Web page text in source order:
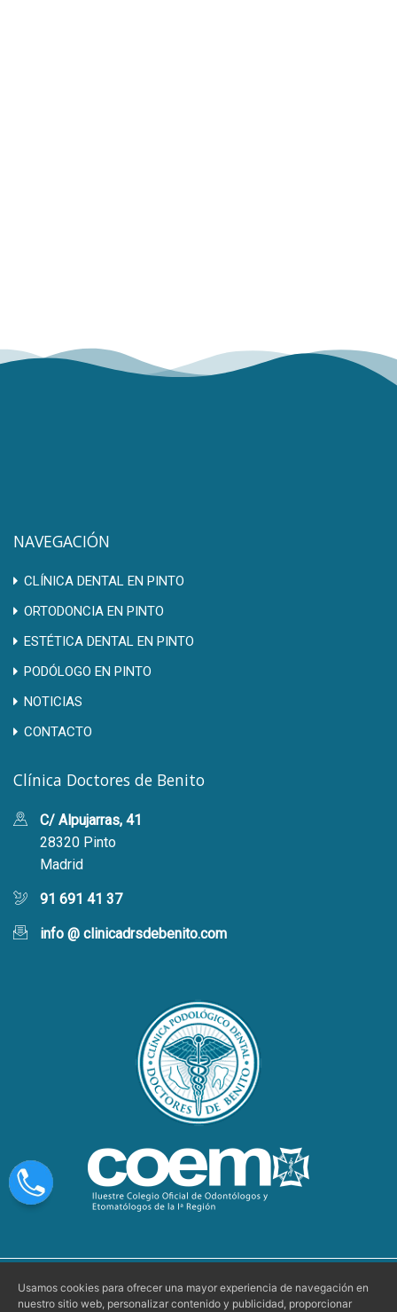
NAVEGACIÓN
CLÍNICA DENTAL EN PINTO
ORTODONCIA EN PINTO
ESTÉTICA DENTAL EN PINTO
PODÓLOGO EN PINTO
NOTICIAS
CONTACTO
Clínica Doctores de Benito
C/ Alpujarras, 41
28320 Pinto
Madrid
91 691 41 37
info @ clinicadrsdebenito.com
Aviso Legal Condiciones de Uso
|
Usamos cookies para ofrecer una mayor experiencia de navegación en
nuestro sitio web, personalizar contenido y publicidad, proporcionar